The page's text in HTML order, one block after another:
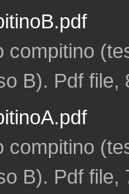
compitino
B). Pdf file,
compitino
B). Pdf file,